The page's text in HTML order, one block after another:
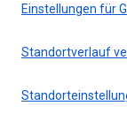
Einstellungen für
Standortverlauf